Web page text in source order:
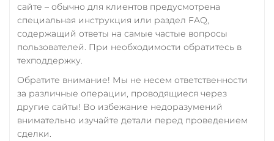
сайте – обычно для клиентов предусмотрена
специальная инструкция или раздел FAQ,
содержащий ответы на самые частые вопросы
пользователей. При необходимости обратитесь в
техподдержку.
Обратите внимание! Мы не несем ответственности
за различные операции, проводящиеся через
другие сайты! Во избежание недоразумений
внимательно изучайте детали перед проведением
сделки.